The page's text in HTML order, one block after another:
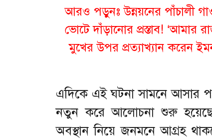
আরও পড়ুনঃউন্নয়নের পাঁচালী
ভোটে দাঁড়ানোর প্রস্তাব! ‘আমার
মুখের উপর প্রত্যাখ্যান করেন
এদিকে এই ঘটনা সামনে আসার
নতুন করে আলোচনা শুরু
অবস্থান নিয়ে জনমনে আগ্রহ